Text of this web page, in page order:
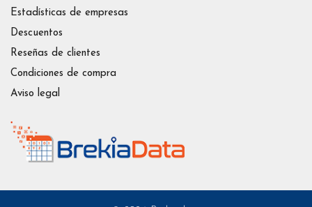
Estadísticas de empresas
Descuentos
Reseñas de clientes
Condiciones de compra
Aviso legal